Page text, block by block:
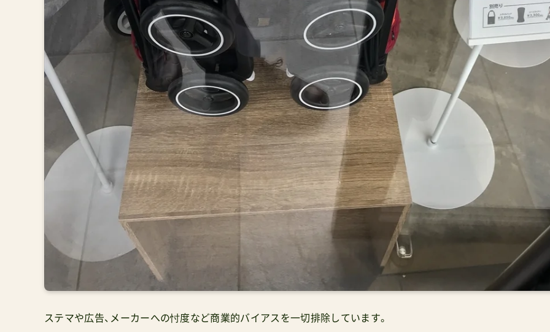
ステマや広告、メーカーへの忖度など商業的バイアスを一切排除しています。